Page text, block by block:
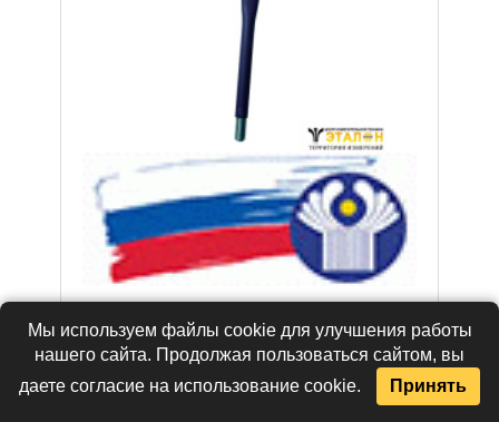
Щеточный веерный электрод
требует уточнения
Мы используем файлы cookie для улучшения работы
нашего сайта. Продолжая пользоваться сайтом, вы
даете согласие на использование cookie.
Принять